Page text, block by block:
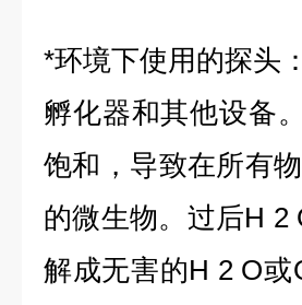
*环境下使用的探头
孵化器和其他设备
饱和，导致在所有
的微生物。过后H 2
解成无害的H 2 O